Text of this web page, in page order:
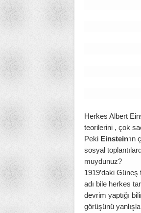
Herkes Albert
teorilerini , çok
Peki Einstein
sosyal
muydunuz?
1919’daki
adı bile herkes
devrim yaptığı
görüşünü